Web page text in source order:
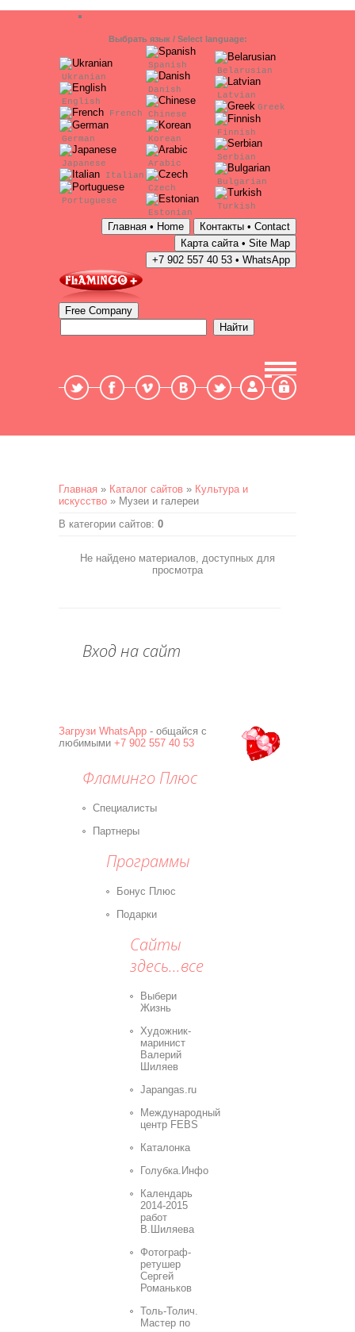
Выбрать язык / Select language:
Ukranian
English
French
German
Japanese
Italian
Portuguese
Spanish
Danish
Chinese
Korean
Arabic
Czech
Estonian
Belarusian
Latvian
Greek
Finnish
Serbian
Bulgarian
Turkish
Мой профиль
Главная » Каталог сайтов » Культура и
искусство » Музеи и галереи
В категории сайтов: 0
Не найдено материалов, доступных для
просмотра
Вход на сайт
Загрузи WhatsApp - общайся с
любимыми +7 902 557 40 53
Фламинго Плюс
Специалисты
Партнеры
Программы
Бонус Плюс
Подарки
Сайты
здесь...все
Выбери
Жизнь
Художник-
маринист
Валерий
Шиляев
Japangas.ru
Международный
центр FEBS
Каталонка
Голубка.Инфо
Календарь
2014-2015
работ
В.Шиляева
Фотограф-
ретушер
Сергей
Романьков
Толь-Толич.
Мастер по